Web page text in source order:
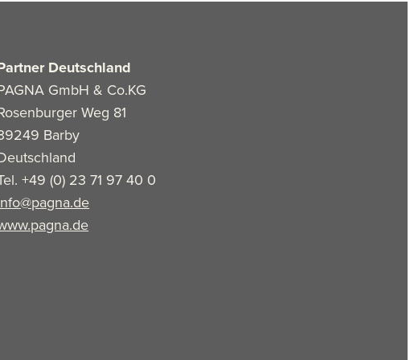
Deutschland
GmbH & Co.KG
Weg 81
Barby
+49 (0) 23 71 97 40 0